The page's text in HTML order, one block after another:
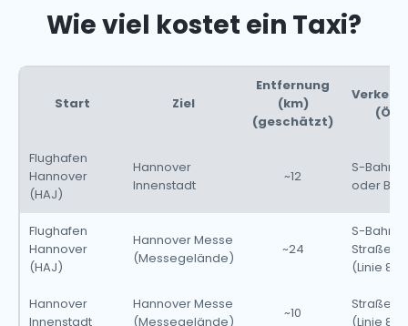
Wie viel kostet ein Taxi?
Start Ziel
Entfernung
(km)
(geschätzt)
Flughafen
Hannover
(HAJ)
Hannover
Innenstadt
~12
S-Bahn
oder Bus
Flughafen
Hannover
(HAJ)
Hannover Messe
(Messegelände)
~24
S-Bahn
(Linie 8)
Hannover
Innenstadt
Hannover Messe
(Messegelände)
~10
(Linie 8